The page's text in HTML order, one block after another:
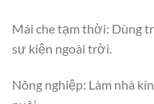
Mái che tạm thời: Dùng
sự kiện ngoài trời.
Nông nghiệp: Làm nhà